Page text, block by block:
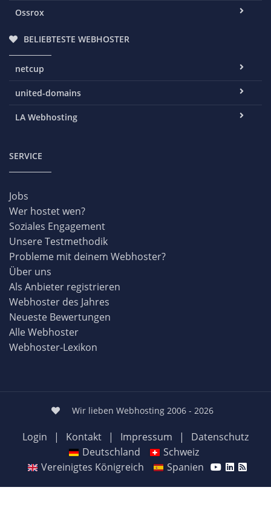
Ossrox
BELIEBTESTE WEBHOSTER
netcup
united-domains
LA Webhosting
SERVICE
Jobs
Wer hostet wen?
Soziales Engagement
Unsere Testmethodik
Probleme mit deinem Webhoster?
Über uns
Als Anbieter registrieren
Webhoster des Jahres
Neueste Bewertungen
Alle Webhoster
Webhoster-Lexikon
Wir lieben Webhosting 2006 - 2026
Login | Kontakt | Impressum |
Datenschutz
Deutschland
Schweiz
Vereinigtes Königreich
Spanien